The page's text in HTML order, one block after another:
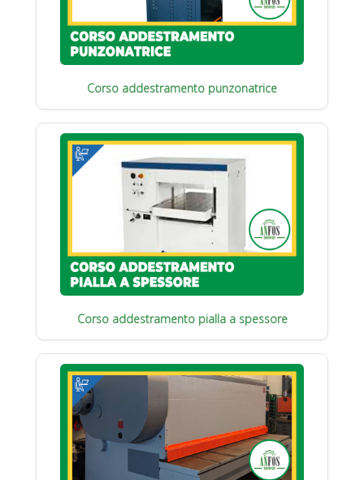
Corso addestramento punzonatrice
Corso addestramento pialla a spessore